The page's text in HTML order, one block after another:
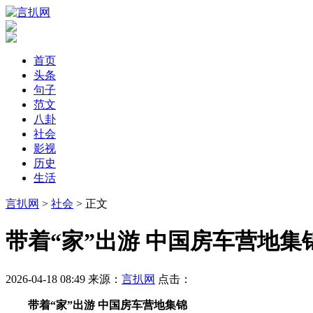
首页
头条
句子
范文
八卦
社会
影视
历史
生活
言扒网 > 社会 > 正文
带着“家”出游 中国房车营地集
2026-04-18 08:49 来源： 言扒网 点击：
带着“家”出游 中国房车营地集锦